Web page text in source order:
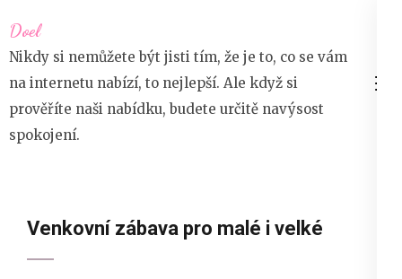
na
obsah
(stiskněte
Enter)
Doel
Nikdy si nemůžete být jisti tím, že je to, co se vám
na internetu nabízí, to nejlepší. Ale když si
prověříte naši nabídku, budete určitě navýsost
spokojení.
Venkovní zábava pro malé i velké